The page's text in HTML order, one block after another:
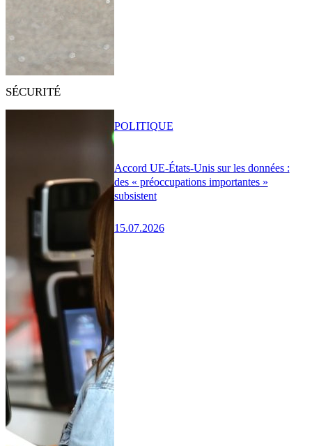
SÉCURITÉ
Accord UE-États-Unis sur les données :
des « préoccupations importantes »
subsistent
15.07.2026
POLITIQUE